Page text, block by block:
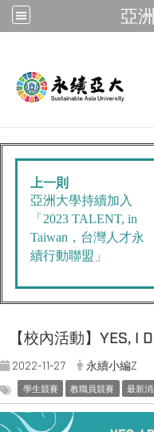
亞
上一則
亞洲大學持續加入
「2023 TALENT, in
Taiwan，台灣人才永
續行動聯盟」
【校內活動】YES, I
2022-11-27 永續小編Z
學生競賽 教職員競賽 最新消